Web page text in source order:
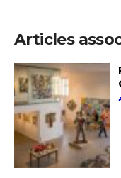
Adresse email*
Nom
Prénom
Articles